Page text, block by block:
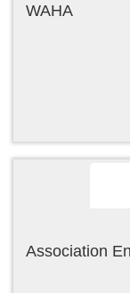
WAHA
Association